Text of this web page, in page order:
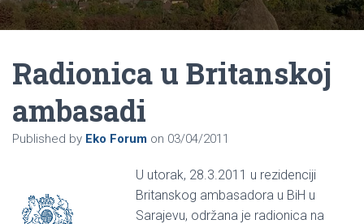
Radionica u Britanskoj
ambasadi
Published by Eko Forum on 03/04/2011
U utorak, 28.3.2011 u rezidenciji
Britanskog ambasadora u BiH u
Sarajevu, održana je radionica na